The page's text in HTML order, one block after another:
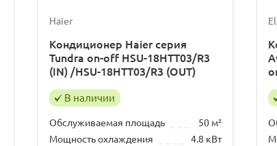
Haier
Кондиционер Haier серия
Tundra on-off HSU-18HTT03/R3
(IN) /HSU-18HTT03/R3 (OUT)
В наличии
Обслуживаемая площадь
50 м²
Мощность охлаждения
4.8 кВт